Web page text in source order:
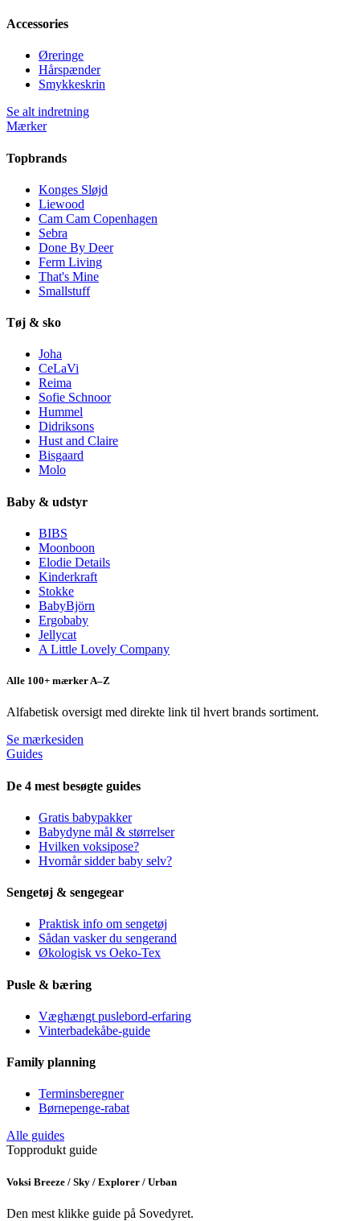
Accessories
Øreringe
Hårspænder
Smykkeskrin
Se alt indretning
Mærker
Topbrands
Konges Sløjd
Liewood
Cam Cam Copenhagen
Sebra
Done By Deer
Ferm Living
That's Mine
Smallstuff
Tøj & sko
Joha
CeLaVi
Reima
Sofie Schnoor
Hummel
Didriksons
Hust and Claire
Bisgaard
Molo
Baby & udstyr
BIBS
Moonboon
Elodie Details
Kinderkraft
Stokke
BabyBjörn
Ergobaby
Jellycat
A Little Lovely Company
Alle 100+ mærker A–Z
Alfabetisk oversigt med direkte link til hvert brands sortiment.
Se mærkesiden
Guides
De 4 mest besøgte guides
Gratis babypakker
Babydyne mål & størrelser
Hvilken voksipose?
Hvornår sidder baby selv?
Sengetøj & sengegear
Praktisk info om sengetøj
Sådan vasker du sengerand
Økologisk vs Oeko-Tex
Pusle & bæring
Væghængt puslebord-erfaring
Vinterbadekåbe-guide
Family planning
Terminsberegner
Børnepenge-rabat
Alle guides
Topprodukt guide
Voksi Breeze / Sky / Explorer / Urban
Den mest klikke guide på Sovedyret.